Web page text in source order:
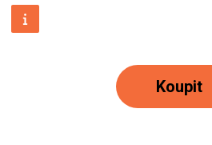
Koupit